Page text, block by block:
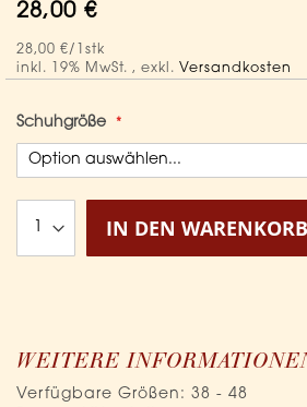
28,00 €
28,00 €/1stk
inkl. 19% MwSt. , exkl. Versandkosten
Schuhgröße
IN DEN WARENKORB
WEITERE
Verfügbare Größen: 38 - 48